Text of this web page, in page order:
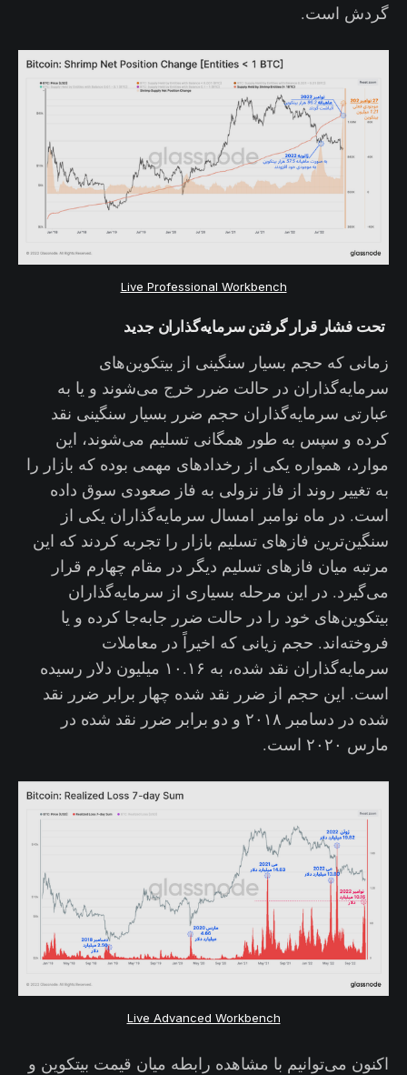
گردش است.
Live Professional Workbench
تحت فشار قرار گرفتن سرمایه‌گذاران جدید
زمانی که حجم بسیار سنگینی از بیتکوین‌های
سرمایه‌گذاران در حالت ضرر خرج می‌شوند و یا به
عبارتی سرمایه‌گذاران حجم ضرر بسیار سنگینی نقد
کرده و سپس به طور همگانی تسلیم می‌شوند، این
موارد، همواره یکی از رخدادهای مهمی بوده که بازار را
به تغییر روند از فاز نزولی به فاز صعودی سوق داده
است. در ماه نوامبر امسال سرمایه‌گذاران یکی از
سنگین‌ترین فازهای تسلیم‌ بازار را تجربه کردند که این
مرتبه میان فازهای تسلیم دیگر در مقام چهارم قرار
می‌گیرد. در این مرحله بسیاری از سرمایه‌گذاران
بیتکوین‌های خود را در حالت ضرر جابه‌جا کرده و یا
فروخته‌اند. حجم زیانی که اخیراً در معاملات
سرمایه‌گذاران نقد شده، به ۱۰.۱۶ میلیون دلار رسیده
است. این حجم از ضرر نقد شده چهار برابر ضرر نقد
شده در دسامبر ۲۰۱۸ و دو برابر ضرر نقد شده در
مارس ۲۰۲۰ است.
Live Advanced Workbench
اکنون می‌توانیم با مشاهده رابطه میان قیمت بیتکوین و